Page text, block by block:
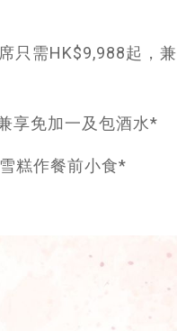
只需HK$9,988起，兼
享免加一及包酒水*
糕作餐前小食*